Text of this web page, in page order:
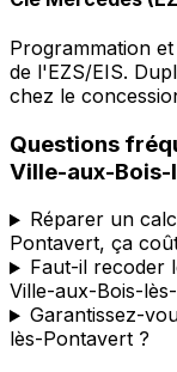
Programmation
de l'EZS/EIS.
chez le
Questions
Ville-aux-
Réparer un
Pontavert, ça
Faut-il recoder
Ville-aux-Bois-
Garantissez-
lès-Pontavert ?